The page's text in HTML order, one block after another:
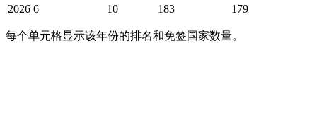
2026 6 10 183 179
每个单元格显示该年份的排名和免签国家数量。